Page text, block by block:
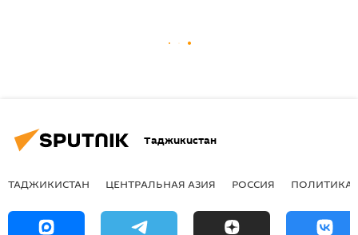
Таджикистан
ТАДЖИКИСТАН ЦЕНТРАЛЬНАЯ АЗИЯ РОССИЯ ПОЛИТИКА